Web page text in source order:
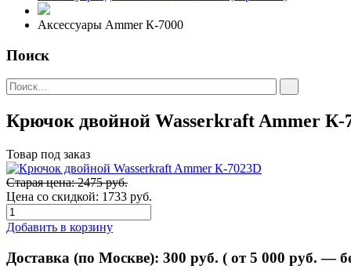
Аксессуары Ammer К-7000
Поиск
Крючок двойной Wasserkraft Ammer К-
Товар под заказ
Старая цена: 2475 руб.
Цена со скидкой: 1733 руб.
Добавить в корзину
Доставка (по Москве): 300 руб. ( от 5 000 руб. —